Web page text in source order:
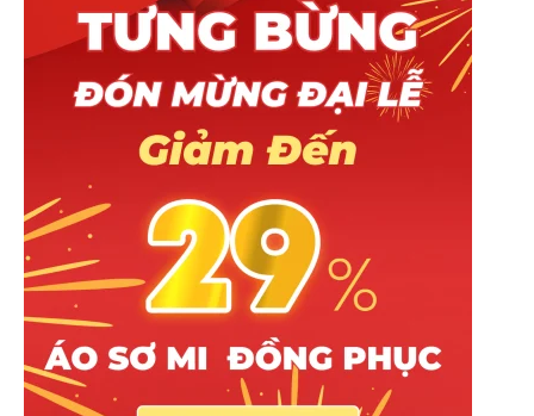
Đối với khách hàng cần size áo lớn hơn
(từ 4XL trở lên), hãy liên hệ ngay với Mitu
quaZalo:0965.606.787
để được tư vấn và
hỗ trợ.
Chất liệu & quy cách áo